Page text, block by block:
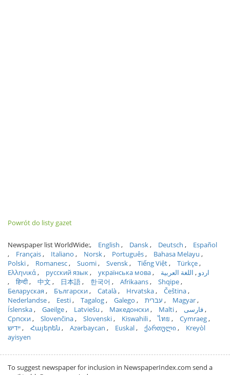
Powrót do listy gazet
Newspaper list WorldWide: English Dansk Deutsch
Español
Français
Italiano Norsk Português
Bahasa Melayu
Polski
Romanesc Suomi Svensk Tiếng Việt
Türkçe
Ελληνικά
русский язык українська мова اردو
اللغة العربية
हिन्दी
中文 日本語 한국어 Afrikaans
Shqipe
Беларуская
Български Català Hrvatska
Čeština
Nederlandse
Eesti Tagalog Galego עברית
Magyar
Íslenska
Gaeilge Latviešu Македонски Malti
فارسی
Српски
Slovenčina Slovenski Kiswahili ไทย
Cymraeg
ייִדיש
Հայերեն Azərbaycan Euskal ქართული
Kreyòl
ayisyen
To suggest newspaper for inclusion in NewspaperIndex.com send a